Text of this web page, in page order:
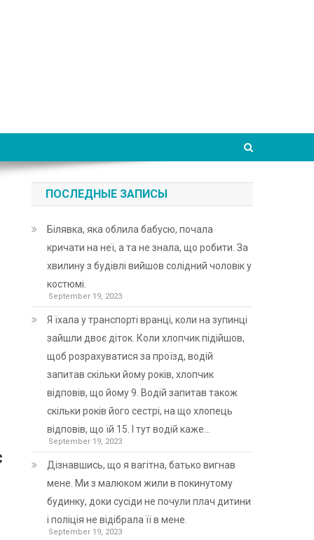
ПОСЛЕДНЫЕ ЗАПИСЫ
Білявка, яка облила бабусю, почала
кричати на неї, а та не знала, що робити. За
хвилину з будівлі вийшов солідний чоловік у
костюмі.
September 19, 2023
Я їхала у транспорті вранці, коли на зупинці
зайшли двоє діток. Коли хлопчик підійшов,
щоб розрахуватися за проїзд, водій
запитав скільки йому років, хлопчик
відповів, що йому 9. Водій запитав також
скільки років його сестрі, на що хлопець
відповів, що їй 15. І тут водій каже…
September 19, 2023
Дізнавшись, що я вагітна, батько вигнав
мене. Ми з малюком жили в покинутому
будинку, доки сусіди не почули плач дитини
і поліція не відібрала її в мене.
September 19, 2023